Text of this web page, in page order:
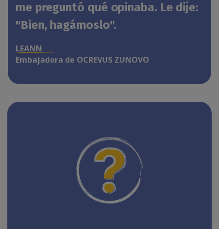
me preguntó qué opinaba. Le dije:
"Bien, hagámoslo".
LEANN
Embajadora de OCREVUS ZUNOVO